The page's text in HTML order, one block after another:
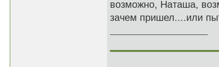
возможно, Наташа,
зачем пришел....или